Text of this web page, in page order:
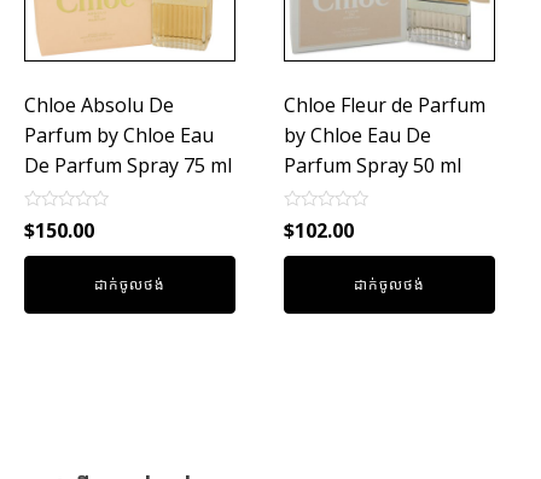
Chloe Absolu De
Parfum by Chloe Eau
De Parfum Spray 75 ml
Rated
0
out
$150.00
ដាក់ចូលថង់
Chloe Fleur de Parfum
by Chloe Eau De
Parfum Spray 50 ml
Rated
0
out
$102.00
ដាក់ចូលថង់